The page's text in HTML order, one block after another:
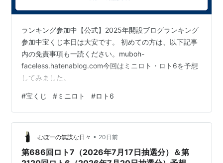
ランキング参加中【公式】2025年開設ブログランキング
参加中宝くじ本日は大安です。 初めての方は、以下記事
内の免責事項も一読ください。muboh-
faceless.hatenablog.com今回はミニロト・ロト6を予想
してみました。
#宝くじ #ミニロト #ロト6
むぼーの無謀な日々 • 20日前
第686回ロト7（2026年7月17日抽選分）＆第